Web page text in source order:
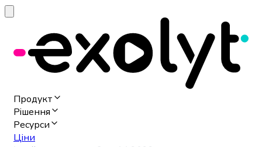
Продукт
Рішення
Ресурси
Ціни